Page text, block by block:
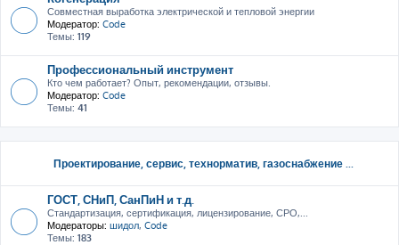
Совместная выработка электрической и тепловой энергии
Модератор: Code
Темы: 119
Профессиональный инструмент
Кто чем работает? Опыт, рекомендации, отзывы.
Модератор: Code
Темы: 41
Проектирование, сервис, тeхнорматив, газоснабжение ...
ГОСТ, СНиП, СанПиН и т.д.
Стандартизация, сертификация, лицензирование, СРО,...
Модераторы: шидол, Code
Темы: 183